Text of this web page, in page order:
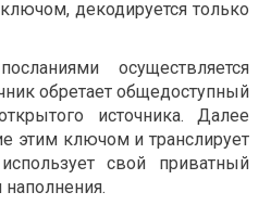
декодируется только
осуществляется
обретает общедоступный
источника. Далее
этим ключом и транслирует
свой приватный